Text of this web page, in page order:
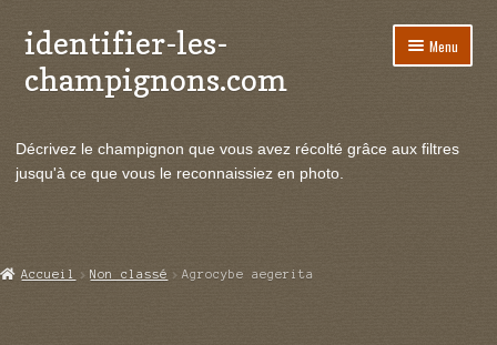
Aller
à
la
Aller
au
contenu
identifier-les-
champignons.com
Menu
le
Actualités
Echanges et contacts
Décrivez le champignon que vous avez récolté grâce aux filtres
jusqu'à ce que vous le reconnaissiez en photo.
Accueil Non classé Agrocybe aegerita